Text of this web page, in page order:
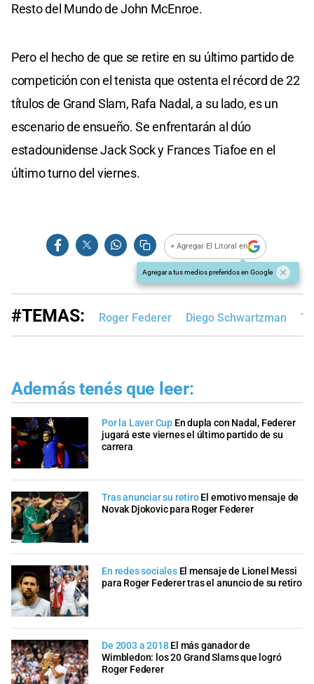
Resto del Mundo de John McEnroe.
Pero el hecho de que se retire en su último partido de
competición con el tenista que ostenta el récord de 22
títulos de Grand Slam, Rafa Nadal, a su lado, es un
escenario de ensueño. Se enfrentarán al dúo
estadounidense Jack Sock y Frances Tiafoe en el
último turno del viernes.
+ Agregar El Litoral en
Agregar a tus medios preferidos en Google
#TEMAS: Roger Federer Diego Schwartzman
Además tenés que leer:
Por la Laver Cup En dupla con Nadal, Federer
jugará este viernes el último partido de su
carrera
Tras anunciar su retiro El emotivo mensaje de
Novak Djokovic para Roger Federer
En redes sociales El mensaje de Lionel Messi
para Roger Federer tras el anuncio de su retiro
De 2003 a 2018 El más ganador de
Wimbledon: los 20 Grand Slams que logró
Roger Federer